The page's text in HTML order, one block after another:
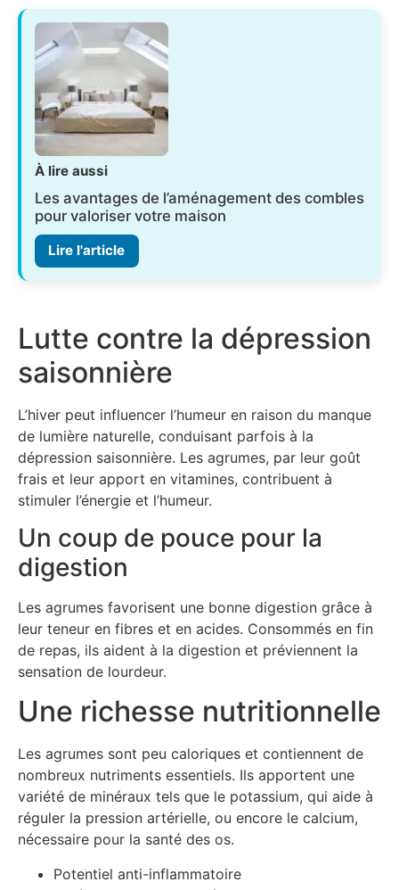
À lire aussi
Les avantages de l’aménagement des combles
pour valoriser votre maison
Lire l'article
Lutte contre la dépression
saisonnière
L’hiver peut influencer l’humeur en raison du manque
de lumière naturelle, conduisant parfois à la
dépression saisonnière. Les agrumes, par leur goût
frais et leur apport en vitamines, contribuent à
stimuler l’énergie et l’humeur.
Un coup de pouce pour la
digestion
Les agrumes favorisent une bonne digestion grâce à
leur teneur en fibres et en acides. Consommés en fin
de repas, ils aident à la digestion et préviennent la
sensation de lourdeur.
Une richesse nutritionnelle
Les agrumes sont peu caloriques et contiennent de
nombreux nutriments essentiels. Ils apportent une
variété de minéraux tels que le potassium, qui aide à
réguler la pression artérielle, ou encore le calcium,
nécessaire pour la santé des os.
Potentiel anti-inflammatoire